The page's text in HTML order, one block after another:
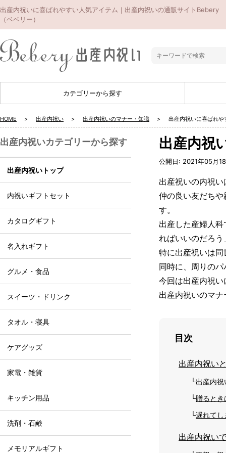
出産内祝いに喜ばれやすい人気アイテム｜出産内祝いの通販サイトBebery
（ベベリー）
カテゴリーから探す
HOME 出産内祝い 出産内祝いのマナー・知識 出産内祝いに喜ばれや
出産内祝
公開日: 2021年05月
出産祝いの内祝
仲の良い友だち
す。
出産した産婦人
ればいいのだろ
特に出産祝いは
同時に、周りの
今回は出産内祝
出産内祝いのマ
目次
出産内祝い
出産内祝
贈るとき
遅れてし
出産内祝い
出産内祝いカテゴリーから探す
出産内祝いトップ
内祝いギフトセット
カタログギフト
名入れギフト
グルメ・食品
スイーツ・ドリンク
タオル・寝具
ケアグッズ
家電・雑貨
キッチン用品
洗剤・石鹸
メモリアルギフト